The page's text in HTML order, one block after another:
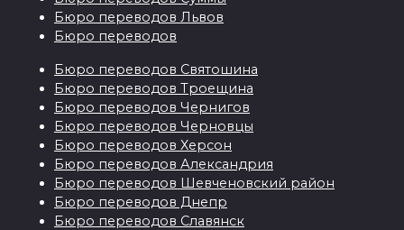
Бюро переводов Львов
Бюро переводов
Бюро переводов Святошина
Бюро переводов Троещина
Бюро переводов Чернигов
Бюро переводов Черновцы
Бюро переводов Херсон
Бюро переводов Александрия
Бюро переводов Шевченовский район
Бюро переводов Днепр
Бюро переводов Славянск